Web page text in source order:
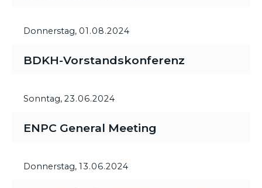
Donnerstag, 01.08.2024
BDKH-Vorstandskonferenz
Sonntag, 23.06.2024
ENPC General Meeting
Donnerstag, 13.06.2024